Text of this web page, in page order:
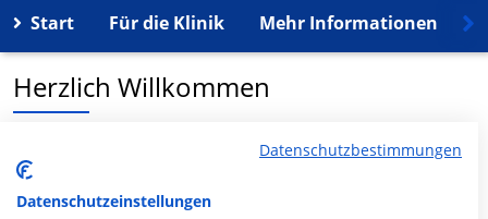
Start Für die Klinik Mehr Informationen
Herzlich Willkommen
REGIOMED MVZ Coburg Standort Seßlach in der
Marktplatz 96 ist ein medizinisches
Versorgungszentrum in Seßlach.
Datenschutzbestimmungen
Datenschutzeinstellungen